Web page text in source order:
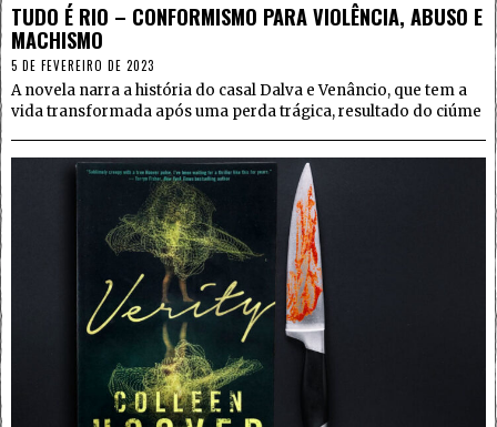
TUDO É RIO – CONFORMISMO PARA VIOLÊNCIA, ABUSO E
MACHISMO
5 DE FEVEREIRO DE 2023
A novela narra a história do casal Dalva e Venâncio, que tem a
vida transformada após uma perda trágica, resultado do ciúme